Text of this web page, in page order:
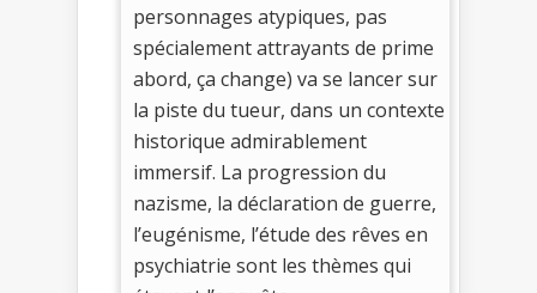
personnages atypiques, pas
spécialement attrayants de prime
abord, ça change) va se lancer sur
la piste du tueur, dans un contexte
historique admirablement
immersif. La progression du
nazisme, la déclaration de guerre,
l’eugénisme, l’étude des rêves en
psychiatrie sont les thèmes qui